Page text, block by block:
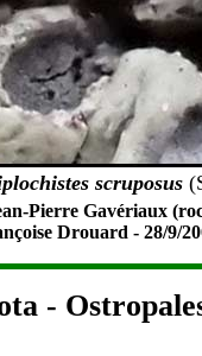
scruposus
Pierre Gavériaux
Drouard - 28/9/
-